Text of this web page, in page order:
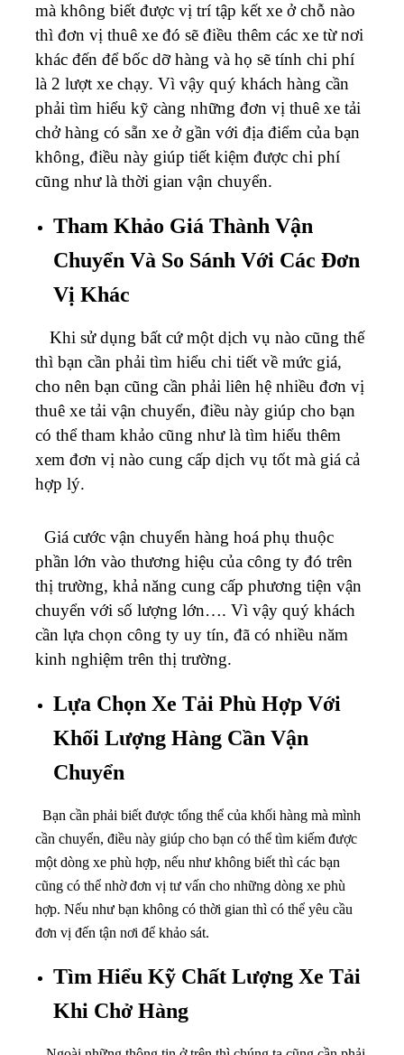
mà không biết được vị trí tập kết xe ở chỗ nào
thì đơn vị thuê xe đó sẽ điều thêm các xe từ nơi
khác đến để bốc dỡ hàng và họ sẽ tính chi phí
là 2 lượt xe chạy. Vì vậy quý khách hàng cần
phải tìm hiểu kỹ càng những đơn vị thuê xe tải
chở hàng có sẵn xe ở gần với địa điểm của bạn
không, điều này giúp tiết kiệm được chi phí
cũng như là thời gian vận chuyển.
Tham Khảo Giá Thành Vận
Chuyển Và So Sánh Với Các Đơn
Vị Khác
Khi sử dụng bất cứ một dịch vụ nào cũng thế
thì bạn cần phải tìm hiểu chi tiết về mức giá,
cho nên bạn cũng cần phải liên hệ nhiều đơn vị
thuê xe tải vận chuyển, điều này giúp cho bạn
có thể tham khảo cũng như là tìm hiểu thêm
xem đơn vị nào cung cấp dịch vụ tốt mà giá cả
hợp lý.
Giá cước vận chuyển hàng hoá phụ thuộc
phần lớn vào thương hiệu của công ty đó trên
thị trường, khả năng cung cấp phương tiện vận
chuyển với số lượng lớn…. Vì vậy quý khách
cần lựa chọn công ty uy tín, đã có nhiều năm
kinh nghiệm trên thị trường.
Lựa Chọn Xe Tải Phù Hợp Với
Khối Lượng Hàng Cần Vận
Chuyển
Bạn cần phải biết được tổng thể của khối hàng mà mình
cần chuyển, điều này giúp cho bạn có thể tìm kiếm được
một dòng xe phù hợp, nếu như không biết thì các bạn
cũng có thể nhờ đơn vị tư vấn cho những dòng xe phù
hợp. Nếu như bạn không có thời gian thì có thể yêu cầu
đơn vị đến tận nơi để khảo sát.
Tìm Hiểu Kỹ Chất Lượng Xe Tải
Khi Chở Hàng